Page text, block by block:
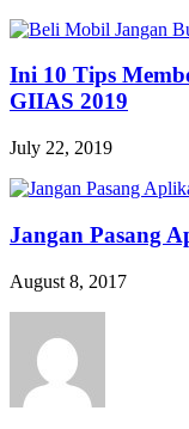
Ini 10 Tips
GIIAS 2019
July 22, 2019
Jangan Pasang
August 8, 2017